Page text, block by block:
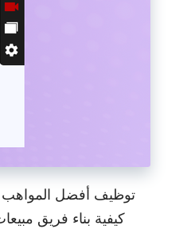
توظيف أفضل المواهب
كيفية بناء فريق